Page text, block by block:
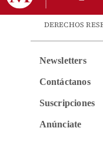
DERECHOS
Newsletters
Contáctanos
Suscripciones
Anúnciate